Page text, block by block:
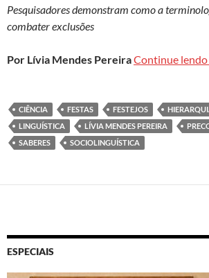
Pesquisadores demonstram como a
combater exclusões
Por Lívia Mendes PereiraContinue lendo
CIÊNCIA FESTAS FESTEJOS
LINGUÍSTICA
LÍVIA MENDES PEREIRA
SABERES
SOCIOLINGUÍSTICA
ESPECIAIS